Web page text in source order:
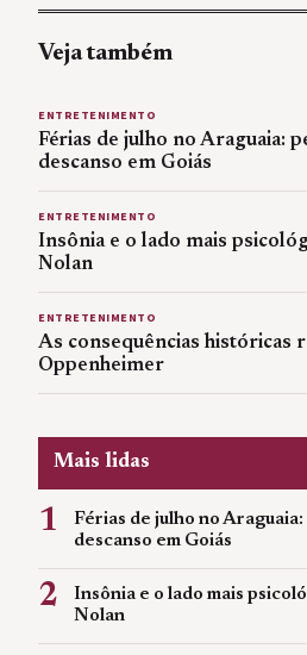
Veja também
ENTRETENIMENTO
Férias de julho no Araguaia:
descanso em Goiás
ENTRETENIMENTO
Insônia e o lado mais
Nolan
ENTRETENIMENTO
As consequências históricas
Oppenheimer
Mais lidas
1
Férias de julho no Araguaia:
descanso em Goiás
2
Insônia e o lado mais
Nolan